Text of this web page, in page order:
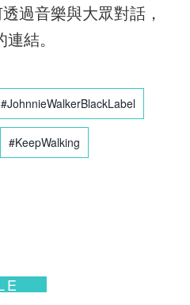
過音樂與大眾對話，
結。
#JohnnieWalkerBlackLabel
#KeepWalking